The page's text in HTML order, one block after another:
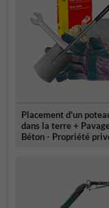
Placement d'un
dans la terre +
Béton - Propriété